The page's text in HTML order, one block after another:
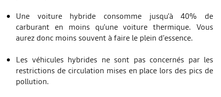
Une voiture hybride consomme jusqu’à 40% de
carburant en moins qu’une voiture thermique. Vous
aurez donc moins souvent à faire le plein d’essence.
Les véhicules hybrides ne sont pas concernés par les
restrictions de circulation mises en place lors des pics de
pollution.